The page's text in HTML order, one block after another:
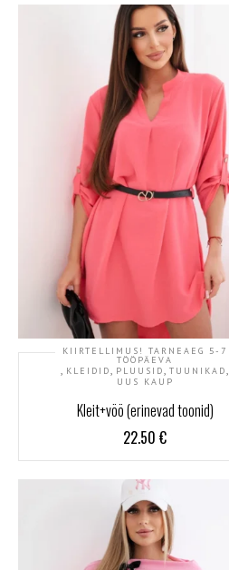
KIIRTELLIMUS! TARNEAEG 5-7
TÖÖPÄEVA
, KLEIDID, PLUUSID, TUUNIKAD,
UUS KAUP
Kleit+vöö (erinevad toonid)
22.50 €